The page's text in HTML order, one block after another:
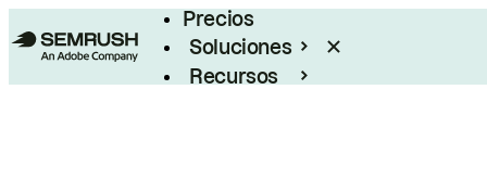
Precios
Soluciones
Recursos